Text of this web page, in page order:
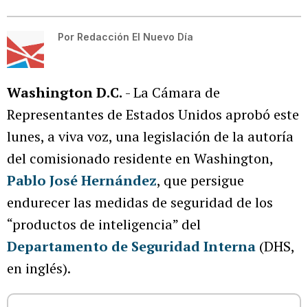
Por Redacción El Nuevo Día
Washington D.C. - La Cámara de
Representantes de Estados Unidos aprobó este
lunes, a viva voz, una legislación de la autoría
del comisionado residente en Washington,
Pablo José Hernández, que persigue
endurecer las medidas de seguridad de los
“productos de inteligencia” del
Departamento de Seguridad Interna (DHS,
en inglés).